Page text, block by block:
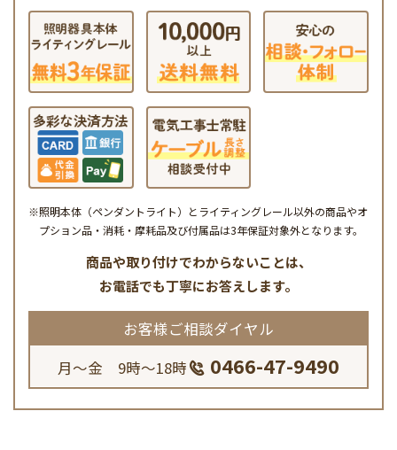
※照明本体（ペンダントライト）とライティングレール以外の商品やオ
プション品・消耗・摩耗品及び付属品は3年保証対象外となります。
商品や取り付けでわからないことは、
お電話でも丁寧にお答えします。
お客様ご相談ダイヤル
月～金 9時～18時
0466-47-9490